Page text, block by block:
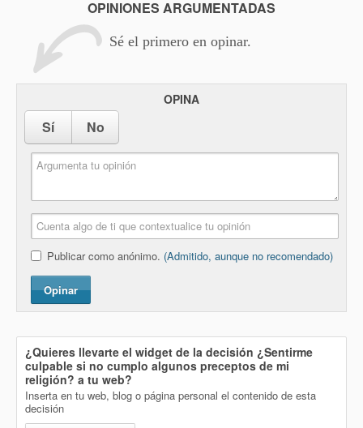
OPINIONES ARGUMENTADAS
Sé el primero en opinar.
OPINA
Sí No
Publicar como anónimo. (Admitido, aunque no recomendado)
Opinar
¿Quieres llevarte el widget de la decisión ¿Sentirme
culpable si no cumplo algunos preceptos de mi
religión? a tu web?
Inserta en tu web, blog o página personal el contenido de esta
decisión